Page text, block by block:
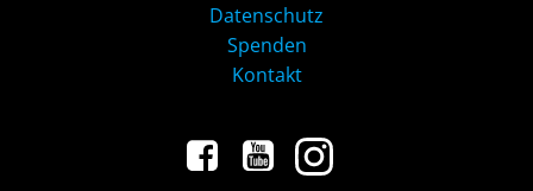
Datenschutz
Spenden
Kontakt